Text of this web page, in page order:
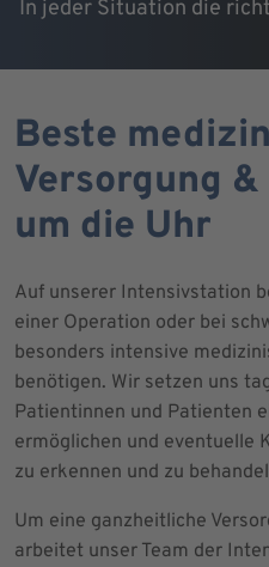
In jeder Situation die
Beste
Versorgung
um die Uhr
Auf unserer Intensivstation
einer Operation oder bei
besonders intensive
benötigen. Wir setzen uns
Patientinnen und Patienten
ermöglichen und eventuelle
zu erkennen und zu
Um eine ganzheitliche
arbeitet unser Team der